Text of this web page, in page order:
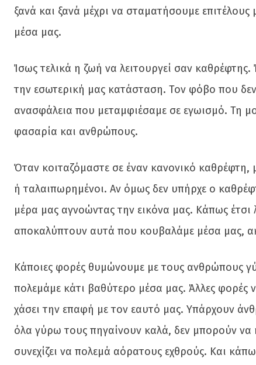
ξανά και ξανά μέχρι να σταματήσουμε
μέσα μας.
Ίσως τελικά η ζωή να λειτουργεί σαν
την εσωτερική μας κατάσταση. Τον φόβο που
ανασφάλεια που μεταμφιέσαμε σε εγωισμό. Τη
φασαρία και ανθρώπους.
Όταν κοιταζόμαστε σε έναν κανονικό
ή ταλαιπωρημένοι. Αν όμως δεν υπήρχε ο
μέρα μας αγνοώντας την εικόνα μας. Κάπως έτσι
αποκαλύπτουν αυτά που κουβαλάμε μέσα μας,
Κάποιες φορές θυμώνουμε με τους ανθρώπους
πολεμάμε κάτι βαθύτερο μέσα μας. Άλλες φορές
χάσει την επαφή με τον εαυτό μας. Υπάρχουν
όλα γύρω τους πηγαίνουν καλά, δεν μπορούν
συνεχίζει να πολεμά αόρατους εχθρούς. Και